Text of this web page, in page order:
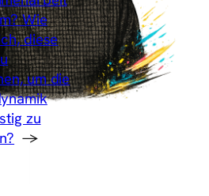
Wie
diese
um die
zu
→